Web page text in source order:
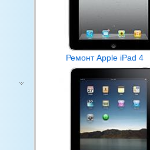
Ремонт Apple iPad 4